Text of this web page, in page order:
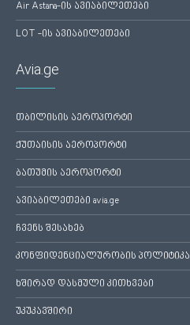
Air Astana-ის ავიაბილეთები
LOT -ის ავიაბილეთები
Avia.ge
თბილისის აეროპორტი
ქუთაისის აეროპორტი
ბათუმის აეროპორტი
ავიაბილეთები avia.ge
ჩვენს შესახებ
კონფიდენციალურობის პოლიტიკა
ხშირად დასმული კითხვები
უკუკავშირი